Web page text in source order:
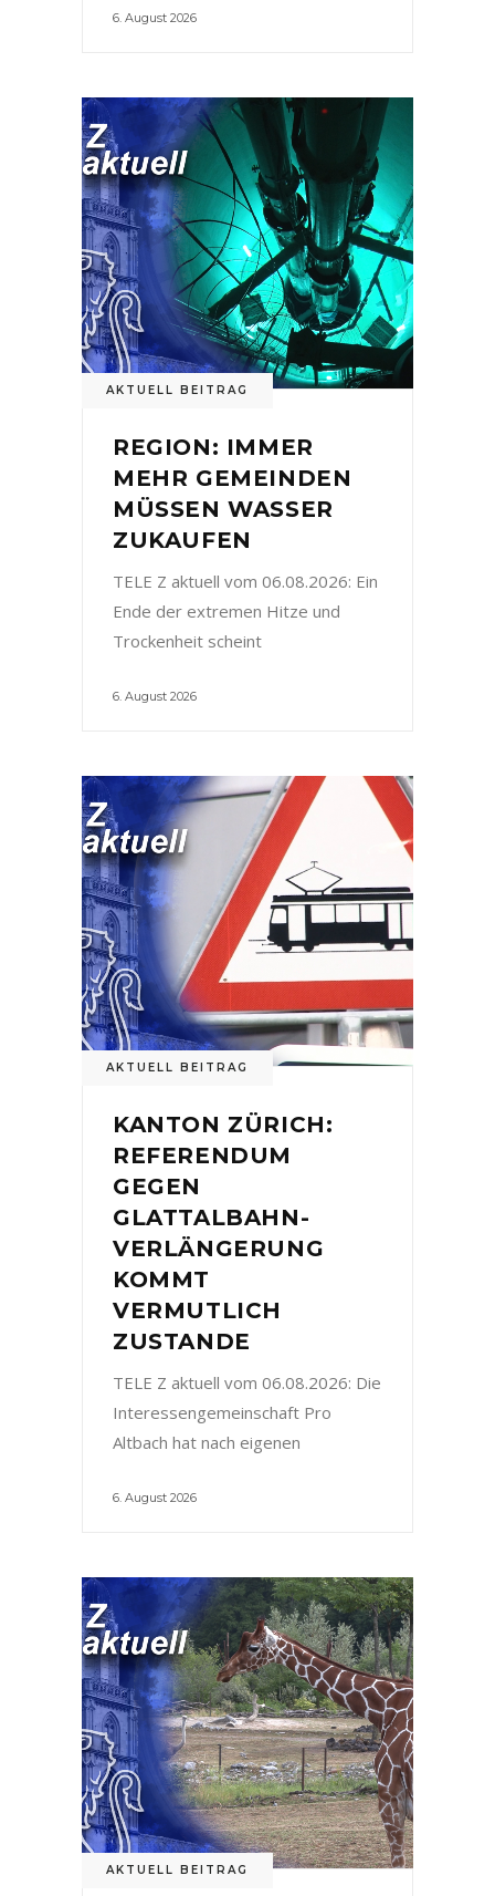
6. August 2026
AKTUELL BEITRAG
REGION: IMMER
MEHR GEMEINDEN
MÜSSEN WASSER
ZUKAUFEN
TELE Z aktuell vom 06.08.2026: Ein
Ende der extremen Hitze und
Trockenheit scheint
6. August 2026
AKTUELL BEITRAG
KANTON ZÜRICH:
REFERENDUM
GEGEN
GLATTALBAHN-
VERLÄNGERUNG
KOMMT
VERMUTLICH
ZUSTANDE
TELE Z aktuell vom 06.08.2026: Die
Interessengemeinschaft Pro
Altbach hat nach eigenen
6. August 2026
AKTUELL BEITRAG